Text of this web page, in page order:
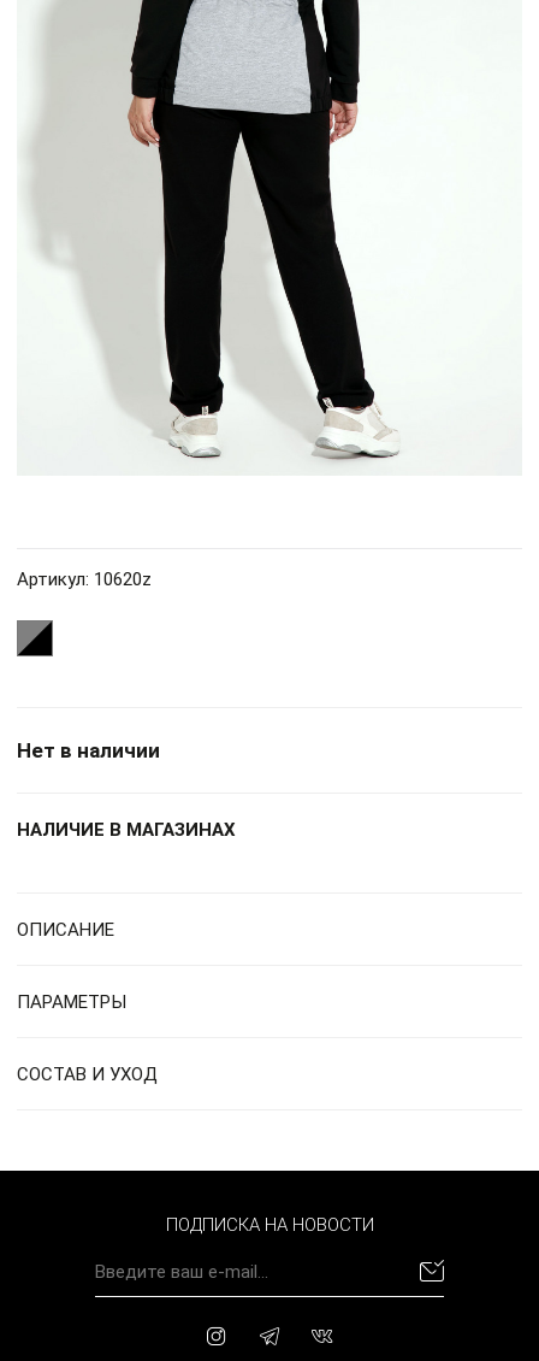
Артикул: 10620z
Нет в наличии
НАЛИЧИЕ В МАГАЗИНАХ
ОПИСАНИЕ
ПАРАМЕТРЫ
СОСТАВ И УХОД
ПОДПИСКА НА НОВОСТИ